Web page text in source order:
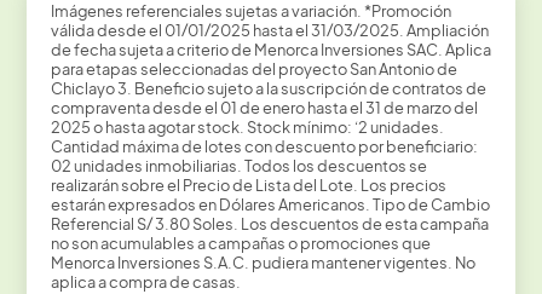
Imágenes referenciales sujetas a variación. *Promoción
válida desde el 01/01/2025 hasta el 31/03/2025. Ampliación
de fecha sujeta a criterio de Menorca Inversiones SAC. Aplica
para etapas seleccionadas del proyecto San Antonio de
Chiclayo 3. Beneficio sujeto a la suscripción de contratos de
compraventa desde el 01 de enero hasta el 31 de marzo del
2025 o hasta agotar stock. Stock mínimo: ‘2 unidades.
Cantidad máxima de lotes con descuento por beneficiario:
02 unidades inmobiliarias. Todos los descuentos se
realizarán sobre el Precio de Lista del Lote. Los precios
estarán expresados en Dólares Americanos. Tipo de Cambio
Referencial S/ 3.80 Soles. Los descuentos de esta campaña
no son acumulables a campañas o promociones que
Menorca Inversiones S.A.C. pudiera mantener vigentes. No
aplica a compra de casas.